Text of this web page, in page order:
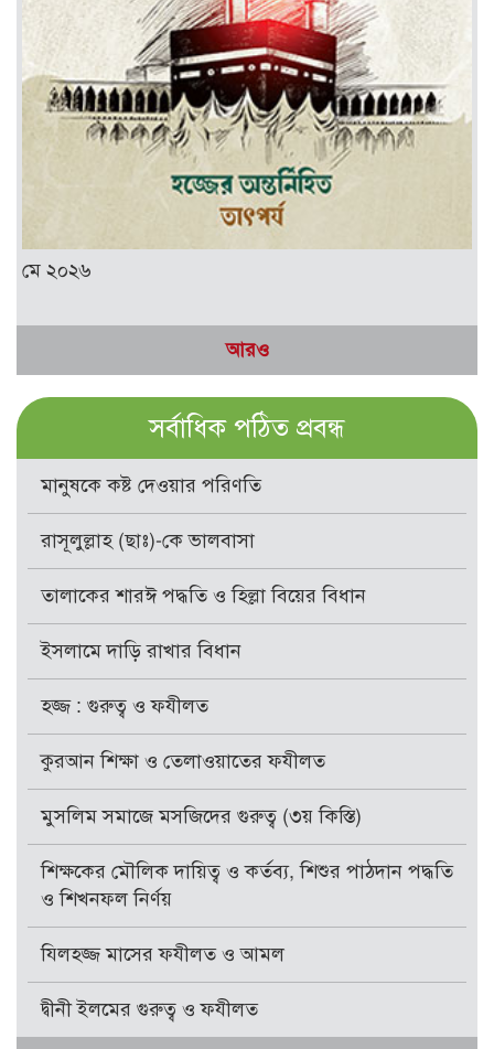
মে ২০২৬
আরও
সর্বাধিক পঠিত প্রবন্ধ
মানুষকে কষ্ট দেওয়ার পরিণতি
রাসূলুল্লাহ (ছাঃ)-কে ভালবাসা
তালাকের শারঈ পদ্ধতি ও হিল্লা বিয়ের বিধান
ইসলামে দাড়ি রাখার বিধান
হজ্জ : গুরুত্ব ও ফযীলত
কুরআন শিক্ষা ও তেলাওয়াতের ফযীলত
মুসলিম সমাজে মসজিদের গুরুত্ব (৩য় কিস্তি)
শিক্ষকের মৌলিক দায়িত্ব ও কর্তব্য, শিশুর পাঠদান পদ্ধতি
ও শিখনফল নির্ণয়
যিলহজ্জ মাসের ফযীলত ও আমল
দ্বীনী ইলমের গুরুত্ব ও ফযীলত